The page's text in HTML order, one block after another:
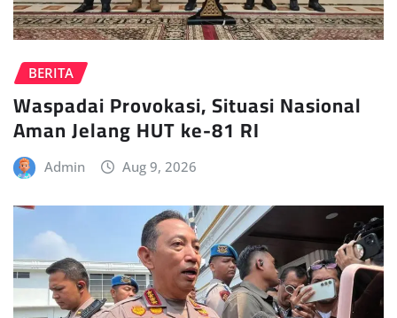
BERITA
Waspadai Provokasi, Situasi Nasional
Aman Jelang HUT ke-81 RI
Admin Aug 9, 2026